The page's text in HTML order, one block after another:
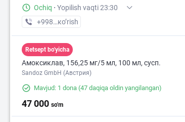
Ochiq · Yopilish vaqti 23:30
+998 (90) XXX-XX-XX
кo’rish
Retsept bo'yicha
Амоксиклав, 156,25 мг/5 мл, 100 мл, сусп.
Sandoz GmbH (Австрия)
Mavjud: 1 dona (47 daqiqa oldin yangilangan)
47 000 so'm